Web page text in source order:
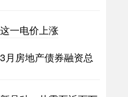
一电价上涨
月房地产债券融资总